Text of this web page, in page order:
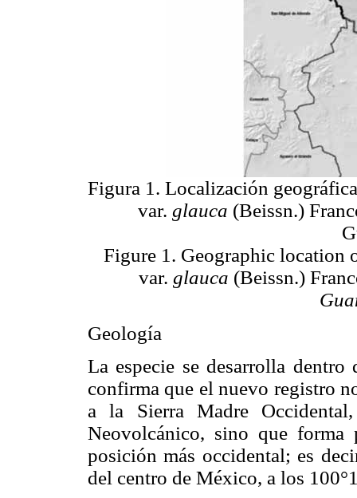
Figura 1. Localización
var. glauca (Beissn.)
Figure 1. Geographic location
var. glauca (Beissn.)
Geología
La especie se desarrolla
confirma que el nuevo registro
a la Sierra Madre
Neovolcánico, sino que
posición más occidental; es
del centro de México, a los